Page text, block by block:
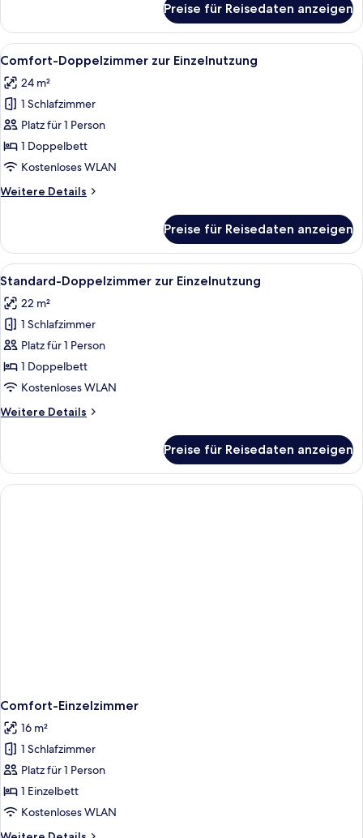
Doppelzimmer
Preise für Reisedaten anzeigen
Alle
Fotos
für
Comfort-
Doppelzimmer
zur
Einzelnutzung
Ein Hotelzimmer mit einem
7
Comfort-Doppelzimmer zur Einzelnutzung
24 m²
1 Schlafzimmer
Platz für 1 Person
1 Doppelbett
Kostenloses WLAN
Weitere Details
Weitere
Doppelzimmer
zur
Einzelnutzung
Preise für Reisedaten anzeigen
Alle
Fotos
für
Standard-
Doppelzimmer
zur
Einzelnutzung
Ein Hotelzimmer mit einem großen
5
Standard-Doppelzimmer zur Einzelnutzung
22 m²
1 Schlafzimmer
Platz für 1 Person
1 Doppelbett
Kostenloses WLAN
Weitere Details
Weitere
Doppelzimmer
zur
Einzelnutzung
Preise für Reisedaten anzeigen
Comfort-Einzelzimmer
16 m²
1 Schlafzimmer
Platz für 1 Person
1 Einzelbett
Kostenloses WLAN